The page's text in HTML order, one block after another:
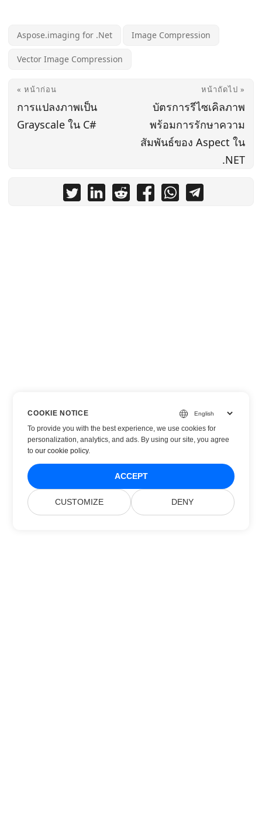
Aspose.imaging for .Net Image Compression
Vector Image Compression
« หน้าก่อน
การแปลงภาพเป็น
Grayscale ใน C#
หน้าถัดไป »
บัตรการรีไซเคิลภาพ
พร้อมการรักษาความ
สัมพันธ์ของ Aspect ใน
.NET
COOKIE NOTICE
To provide you with the best experience, we use cookies for
personalization, analytics, and ads. By using our site, you agree
toour cookie policy.
ACCEPT
CUSTOMIZE DENY